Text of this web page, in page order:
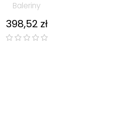
Baleriny
Cena
398,52 zł